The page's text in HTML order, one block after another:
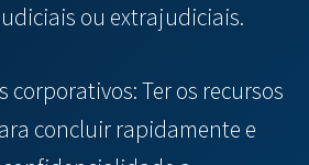
ou extrajudiciais.
corporativos: Ter os recursos
concluir rapidamente e